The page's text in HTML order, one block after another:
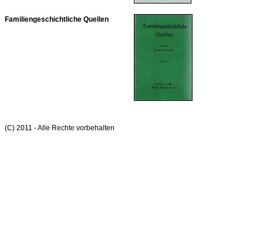
Familiengeschichtliche Quellen
(C) 2011 - Alle Rechte vorbehalten